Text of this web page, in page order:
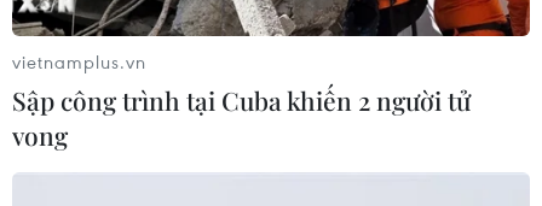
vietnamplus.vn
Sập công trình tại Cuba khiến 2 người tử
vong